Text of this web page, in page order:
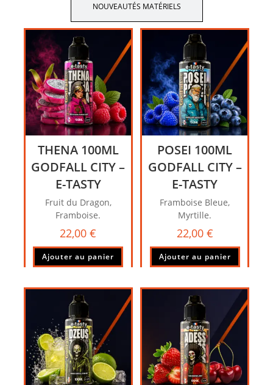
NOUVEAUTÉS MATÉRIELS
THENA 100ML
GODFALL CITY –
E-TASTY
Fruit du Dragon,
Framboise.
22,00€
Ajouter au panier
POSEI 100ML
GODFALL CITY –
E-TASTY
Framboise Bleue,
Myrtille.
22,00 €
Ajouter au panier